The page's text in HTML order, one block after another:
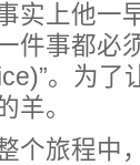
实上他一
件事都必
。为了
羊。
个旅程中